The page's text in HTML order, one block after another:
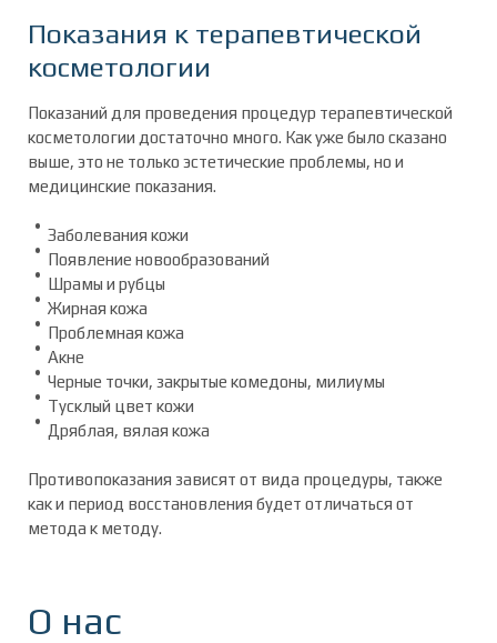
Показания к терапевтической
косметологии
Показаний для проведения процедур терапевтической
косметологии достаточно много. Как уже было сказано
выше, это не только эстетические проблемы, но и
медицинские показания.
Заболевания кожи
Появление новообразований
Шрамы и рубцы
Жирная кожа
Проблемная кожа
Акне
Черные точки, закрытые комедоны, милиумы
Тусклый цвет кожи
Дряблая, вялая кожа
Противопоказания зависят от вида процедуры, также
как и период восстановления будет отличаться от
метода к методу.
О нас